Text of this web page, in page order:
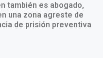
también es abogado,
una zona agreste de
de prisión preventiva